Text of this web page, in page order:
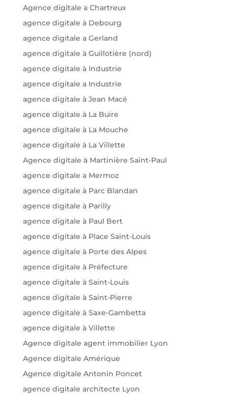
Agence digitale a Chartreux
agence digitale à Debourg
agence digitale a Gerland
agence digitale à Guillotière (nord)
agence digitale à Industrie
agence digitale a Industrie
agence digitale à Jean Macé
agence digitale à La Buire
agence digitale à La Mouche
agence digitale à La Villette
Agence digitale à Martinière Saint-Paul
agence digitale a Mermoz
agence digitale à Parc Blandan
agence digitale à Parilly
agence digitale à Paul Bert
agence digitale à Place Saint-Louis
agence digitale à Porte des Alpes
agence digitale à Préfecture
agence digitale à Saint-Louis
agence digitale à Saint-Pierre
agence digitale à Saxe-Gambetta
agence digitale à Villette
Agence digitale agent immobilier Lyon
Agence digitale Amérique
Agence digitale Antonin Poncet
agence digitale architecte Lyon